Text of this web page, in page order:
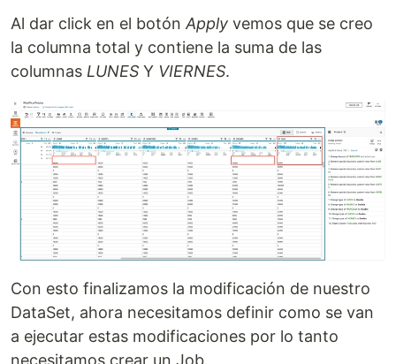
Al dar click en el botónApply vemos que se creo
la columna total y contiene la suma de las
columnas LUNES Y VIERNES.
Con esto finalizamos la modificación de nuestro
DataSet, ahora necesitamos definir como se van
a ejecutar estas modificaciones por lo tanto
necesitamos crear un Job.